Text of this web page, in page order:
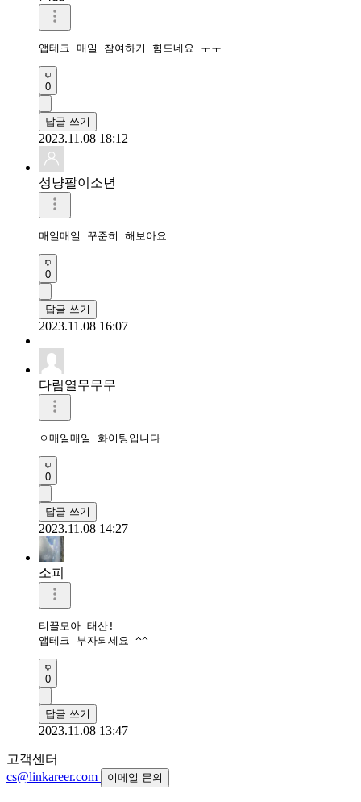
앱테크 매일 참여하기 힘드네요 ㅜㅜ
0
답글 쓰기
2023.11.08 18:12
성냥팔이소년
매일매일 꾸준히 해보아요
0
답글 쓰기
2023.11.08 16:07
다림열무무무
ㅇ매일매일 화이팅입니다
0
답글 쓰기
2023.11.08 14:27
소피
티끌모아 태산!
앱테크 부자되세요 ^^
0
답글 쓰기
2023.11.08 13:47
고객센터
cs@linkareer.com
이메일 문의